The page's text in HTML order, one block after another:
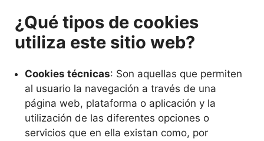
¿Qué tipos de cookies
utiliza este sitio web?
Cookies técnicas: Son aquellas que permiten
al usuario la navegación a través de una
página web, plataforma o aplicación y la
utilización de las diferentes opciones o
servicios que en ella existan como, por